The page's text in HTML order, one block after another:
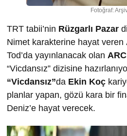
Fotoğraf:
TRT tabii’nin Rüzgarlı Pazar
Nimet karakterine hayat veren
Tod’da yayınlanacak olan
“Vicdansız” dizisine
“Vicdansız”da Ekin Koç
planlar yapan, gözü kara bir
Deniz’e hayat verecek.